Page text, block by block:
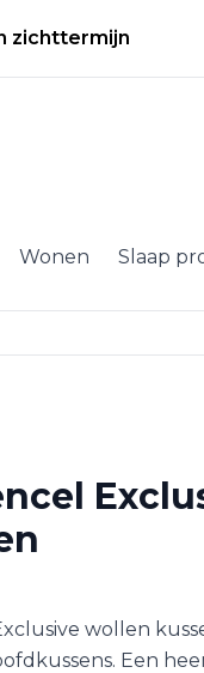
zichttermijn
Wonen Slaap
wollen
Een